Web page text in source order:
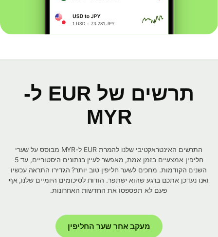
תרשים של EUR ל-
MYR
התרשים האינטראקטיבי שלנו להמרת EUR ל-MYR מבוסס על שערי
חליפין אמצעיים בזמן אמת, מאפשר לעיין בנתונים היסטוריים, עד 5
השנים הקודמות. מחכים לשער חליפין טוב יותר? הגדירו התראה עכשיו
ואנו נעדכן אתכם ברגע שהוא ישתפר. הודות לסיכומים היומיים שלנו, אף
פעם לא תפספסו את החדשות האחרונות.
מעקב אחר שער החליפין